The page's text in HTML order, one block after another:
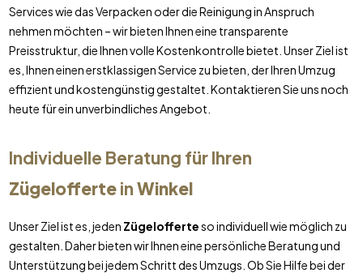
Services wie das Verpacken oder die Reinigung in Anspruch
nehmen möchten – wir bieten Ihnen eine transparente
Preisstruktur, die Ihnen volle Kostenkontrolle bietet. Unser Ziel ist
es, Ihnen einen erstklassigen Service zu bieten, der Ihren Umzug
effizient und kostengünstig gestaltet. Kontaktieren Sie uns noch
heute für ein unverbindliches Angebot.
Individuelle Beratung für Ihren
ZügelofferteinWinkel
Unser Ziel ist es, jeden Zügelofferteso individuell wie möglich zu
gestalten. Daher bieten wir Ihnen eine persönliche Beratung und
Unterstützung bei jedem Schritt des Umzugs. Ob Sie Hilfe bei der